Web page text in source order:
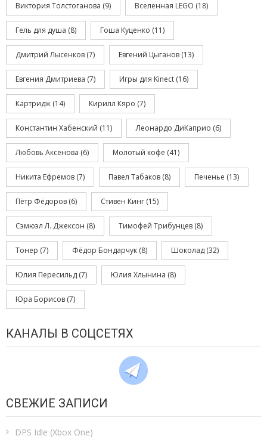
Виктория Толстоганова (9) Вселенная LEGO (18)
Гель для душа (8) Гоша Куценко (11)
Дмитрий Лысенков (7) Евгений Цыганов (13)
Евгения Дмитриева (7) Игры для Kinect (16)
Картридж (14) Кирилл Кяро (7)
Константин Хабенский (11) Леонардо ДиКаприо (6)
Любовь Аксенова (6) Молотый кофе (41)
Никита Ефремов (7) Павел Табаков (8) Печенье (13)
Пётр Фёдоров (6) Стивен Кинг (15)
Сэмюэл Л. Джексон (8) Тимофей Трибунцев (8)
Тонер (7) Фёдор Бондарчук (8) Шоколад (32)
Юлия Пересильд (7) Юлия Хлынина (8)
Юра Борисов (7)
КАНАЛЫ В СОЦСЕТЯХ
СВЕЖИЕ ЗАПИСИ
DPS Idle (Xbox One)